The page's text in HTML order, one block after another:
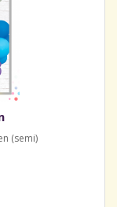
(semi)